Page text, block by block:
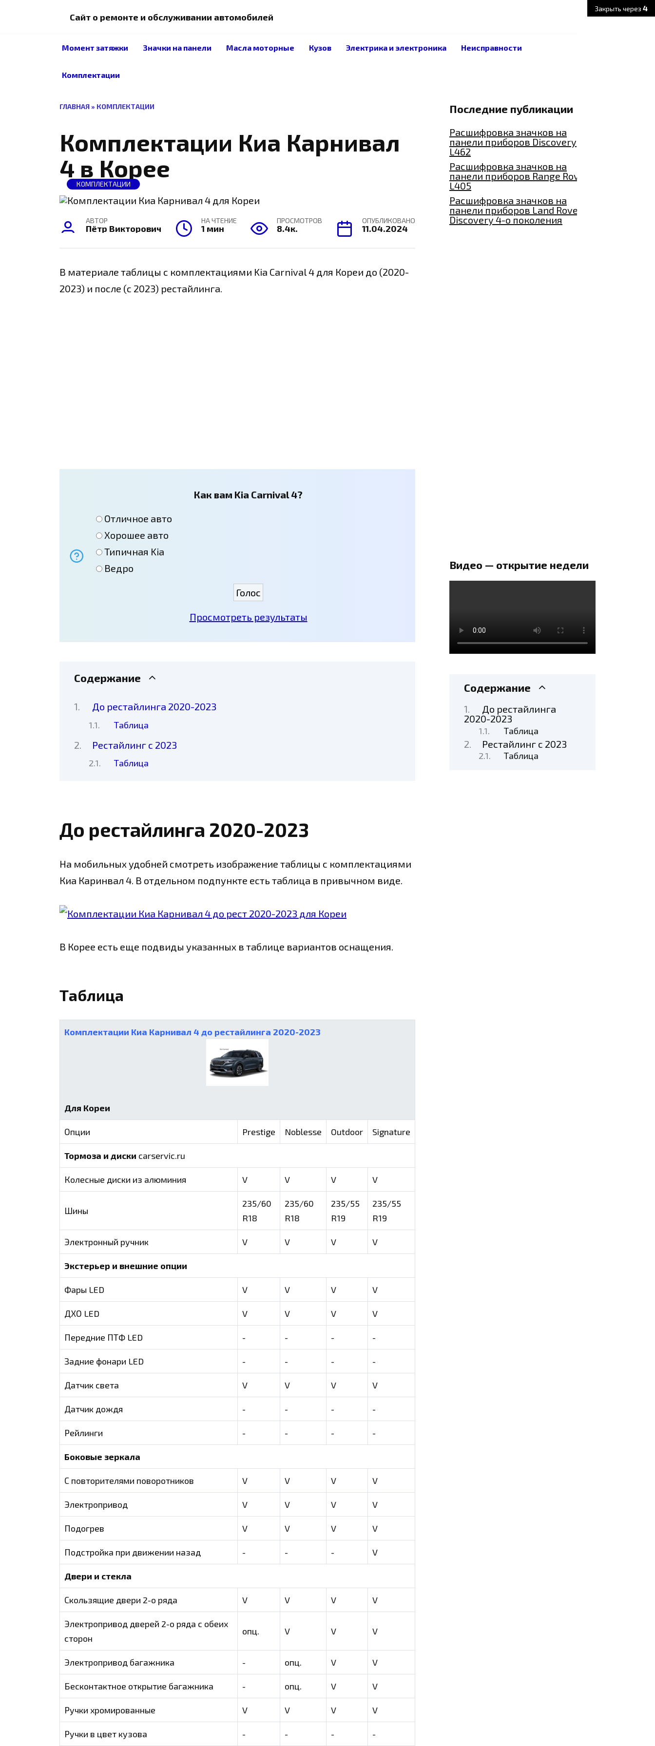
Закрыть через3
Сайт о ремонте и обслуживании автомобилей
Момент затяжки Значки на панели Масла моторные Кузов Электрика и электроника Неисправности
Комплектации
ГЛАВНАЯ » КОМПЛЕКТАЦИИ
Комплектации Киа Карнивал
4 в Корее
КОМПЛЕКТАЦИИ
АВТОР
Пётр Викторович
НА ЧТЕНИЕ
1 мин
ПРОСМОТРОВ
8.4к.
ОПУБЛИКОВАНО
11.04.2024
В материале таблицы с комплектациями Kia Carnival 4 для Кореи до (2020-
2023) и после (с 2023) рестайлинга.
Как вам Kia Carnival 4?
Отличное авто
Хорошее авто
Типичная Kia
Ведро
Просмотреть результаты
Содержание
До рестайлинга 2020-2023
Таблица
Рестайлинг с 2023
Таблица
До рестайлинга 2020-2023
На мобильных удобней смотреть изображение таблицы с комплектациями
Киа Каринвал 4. В отдельном подпункте есть таблица в привычном виде.
В Корее есть еще подвиды указанных в таблице вариантов оснащения.
Таблица
Комплектации Киа Карнивал 4 до рестайлинга 2020-2023
Для Кореи
Опции Prestige Noblesse Outdoor Signature
Тормоза и диски carservic.ru
Колесные диски из алюминия V V V V
Шины
235/60
R18
235/60
R18
235/55
R19
235/55
R19
Электронный ручник V V V V
Экстерьер и внешние опции
Фары LED V V V V
ДХО LED V V V V
Передние ПТФ LED - - - -
Задние фонари LED - - - -
Датчик света V V V V
Датчик дождя - - - -
Рейлинги - - - -
Боковые зеркала
С повторителями поворотников V V V V
Электропривод V V V V
Подогрев V V V V
Подстройка при движении назад - - - V
Двери и стекла
Скользящие двери 2-о ряда V V V V
Электропривод дверей 2-о ряда с обеих
сторон
опц. V V V
Электропривод багажника - опц. V V
Бесконтактное открытие багажника - опц. V V
Ручки хромированные V V V V
Ручки в цвет кузова - - - -
Последние публикации
Расшифровка значков на
панели приборов Discovery
L462
Расшифровка значков на
панели приборов Range Rover
L405
Расшифровка значков на
панели приборов Land Rover
Discovery 4-о поколения
Видео — открытие недели
Содержание
До рестайлинга
2020-2023
Таблица
Рестайлинг с 2023
Таблица